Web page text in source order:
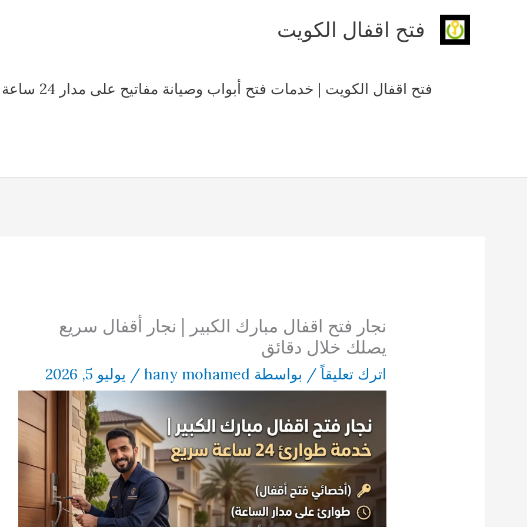
فتح اقفال الكويت
فتح اقفال الكويت | خدمات فتح أبواب وصيانة مفاتيح على مدار 24 ساعة
نجار فتح اقفال مبارك الكبير | نجار أقفال سريع
يصلك خلال دقائق
اترك تعليقاً / بواسطة hany mohamed
/ يوليو 5, 2026